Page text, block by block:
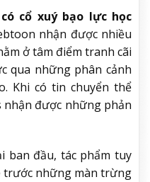
cổ xuý bạo lực học
nhận được nhiều
ở tâm điểm tranh cãi
qua những phân cảnh
Khi có tin chuyển thể
được những phản
ban đầu, tác phẩm tuy
trước những màn trừng